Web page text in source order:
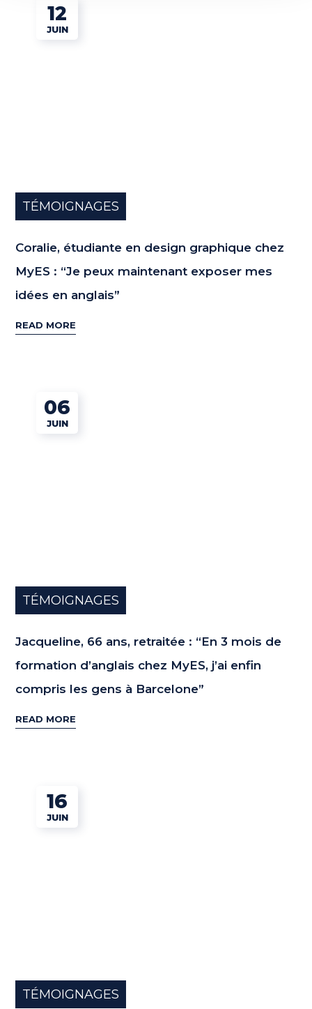
12
JUIN
TÉMOIGNAGES
Coralie, étudiante en design graphique chez
MyES : “Je peux maintenant exposer mes
idées en anglais”
READ MORE
06
JUIN
TÉMOIGNAGES
Jacqueline, 66 ans, retraitée : “En 3 mois de
formation d’anglais chez MyES, j’ai enfin
compris les gens à Barcelone”
READ MORE
16
JUIN
TÉMOIGNAGES